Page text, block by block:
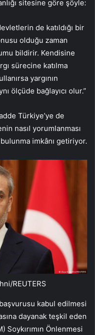
sitesine göre şöyle:
de katıldığı bir
olduğu zaman
bildirir. Kendisine
sürecine katılma
yargının
ölçüde bağlayıcı olur.”
Türkiye’ye de
nasıl yorumlanması
imkânı getiriyor.
REUTERS
kabul edilmesi
dayanak teşkil eden
Önlenmesi